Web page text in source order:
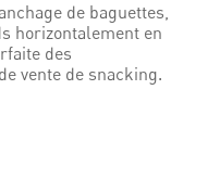
de baguettes,
horizontalement en
des
vente de snacking.